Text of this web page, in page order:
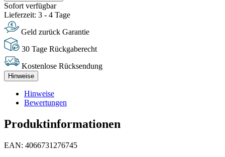
Sofort verfügbar
Lieferzeit: 3 - 4 Tage
Geld zurück Garantie
30 Tage Rückgaberecht
Kostenlose Rücksendung
Hinweise
Hinweise
Bewertungen
Produktinformationen
EAN: 4066731276745